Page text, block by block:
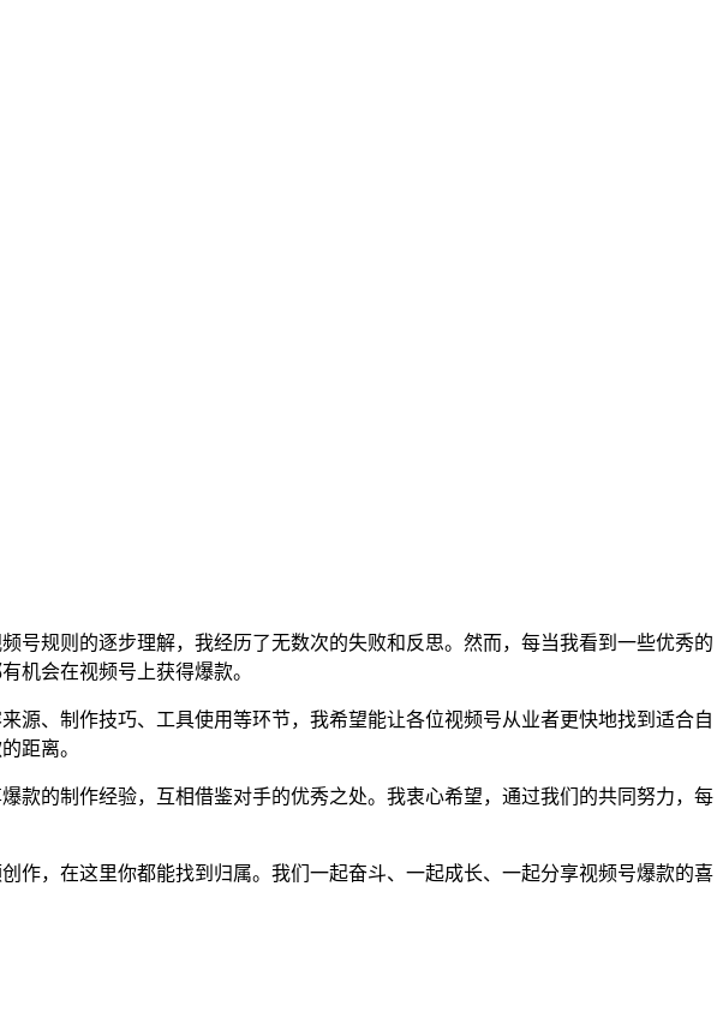
号规则的逐步理解，我经历了无数次的失败和反思。然而，每当我看到一些优秀的
机会在视频号上获得爆款。
源、制作技巧、工具使用等环节，我希望能让各位视频号从业者更快地找到适合自
距离。
款的制作经验，互相借鉴对手的优秀之处。我衷心希望，通过我们的共同努力，每
作，在这里你都能找到归属。我们一起奋斗、一起成长、一起分享视频号爆款的喜